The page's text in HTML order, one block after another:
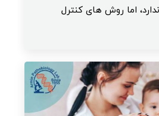
اما روش های کنترل